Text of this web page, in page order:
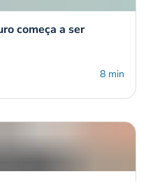
começa a ser
8 min